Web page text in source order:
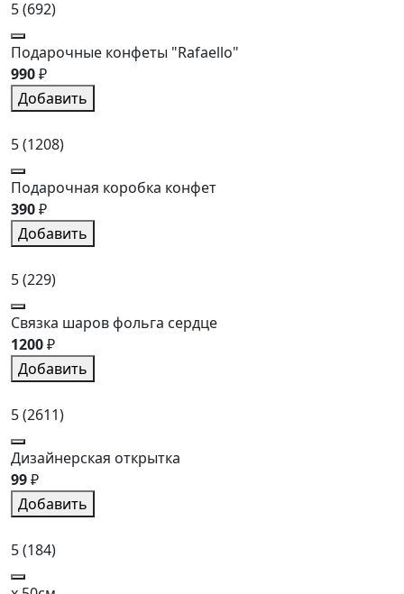
5(692)
Подарочные конфеты "Rafaello"
990₽
Добавить
5(1208)
Подарочная коробка конфет
390₽
Добавить
5(229)
Связка шаров фольга сердце
1200₽
Добавить
5(2611)
Дизайнерская открытка
99₽
Добавить
5(184)